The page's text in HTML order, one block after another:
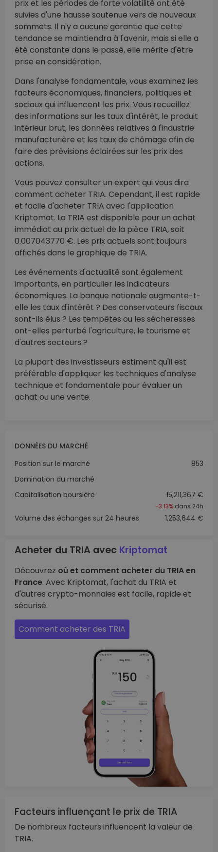
prix et les périodes de forte volatilité ont été
suivies d'une hausse soutenue vers de nouveaux
sommets. Il n'y a aucune garantie que cette
tendance se maintiendra à l'avenir, mais si elle a
été constante dans le passé, elle mérite d'être
prise en considération.
Dans l'analyse fondamentale, vous examinez les
facteurs économiques, financiers, politiques et
sociaux qui influencent les prix. Vous recueillez
des informations sur les taux d'intérêt, le produit
intérieur brut, les données relatives à l'industrie
manufacturière et les taux de chômage afin de
faire des prévisions éclairées sur les prix des
actions.
Vous pouvez consulter un expert qui vous dira
comment acheter TRIA. Cependant, il est rapide
et facile d'acheter TRIA avec l'application
Kriptomat. La TRIA est disponible pour un achat
immédiat au prix actuel de la pièce TRIA, soit
0.007043770 €. Les prix actuels sont toujours
affichés dans le graphique de TRIA.
Les événements d'actualité sont également
importants, en particulier les indicateurs
économiques. La banque nationale augmente-t-
elle les taux d'intérêt ? Des conservateurs fiscaux
sont-ils élus ? Les tempêtes ou les sécheresses
ont-elles perturbé l'agriculture, le tourisme et
d'autres secteurs ?
La plupart des investisseurs estiment qu'il est
préférable d'appliquer les techniques d'analyse
technique et fondamentale pour évaluer un
achat ou une vente.
DONNÉES DU MARCHÉ
Position sur le marché
853
Domination du marché
Capitalisation boursière
15,211,367 €
-3.13% dans 24h
Volume des échanges sur 24 heures 1,253,644 €
Acheter du TRIA avec Kriptomat
Découvrez où et comment acheter du TRIA en
France. Avec Kriptomat, l'achat du TRIA et
d'autres crypto-monnaies est facile, rapide et
sécurisé.
Comment acheter des TRIA
Facteurs influençant le prix de TRIA
De nombreux facteurs influencent la valeur de
TRIA.